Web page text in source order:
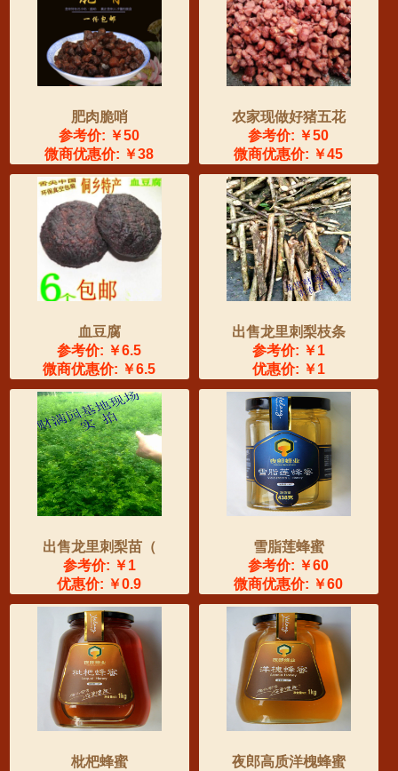
肥肉脆哨
参考价: ￥50
微商优惠价: ￥38
农家现做好猪五花
参考价: ￥50
微商优惠价: ￥45
血豆腐
参考价: ￥6.5
微商优惠价: ￥6.5
出售龙里刺梨枝条
参考价: ￥1
优惠价: ￥1
出售龙里刺梨苗（
参考价: ￥1
优惠价: ￥0.9
雪脂莲蜂蜜
参考价: ￥60
微商优惠价: ￥60
枇杷蜂蜜 夜郎高质洋槐蜂蜜